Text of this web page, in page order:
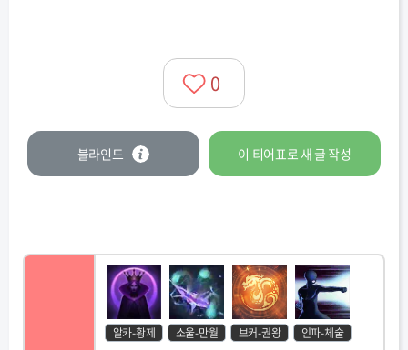
0
블라인드 이 티어표로 새 글 작성
알카-황제 소울-만월 브커-권왕 인파-체술